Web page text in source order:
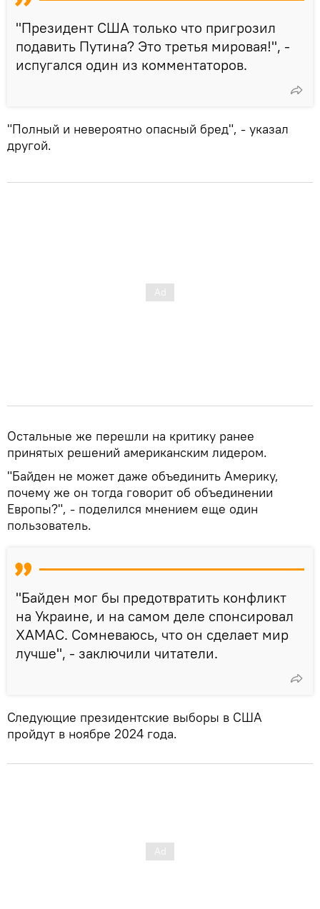
"Президент США только что пригрозил
подавить Путина? Это третья мировая!", -
испугался один из комментаторов.
"Полный и невероятно опасный бред", - указал
другой.
Остальные же перешли на критику ранее
принятых решений американским лидером.
"Байден не может даже объединить Америку,
почему же он тогда говорит об объединении
Европы?", - поделился мнением еще один
пользователь.
"Байден мог бы предотвратить конфликт
на Украине, и на самом деле спонсировал
ХАМАС. Сомневаюсь, что он сделает мир
лучше", - заключили читатели.
Следующие президентские выборы в США
пройдут в ноябре 2024 года.